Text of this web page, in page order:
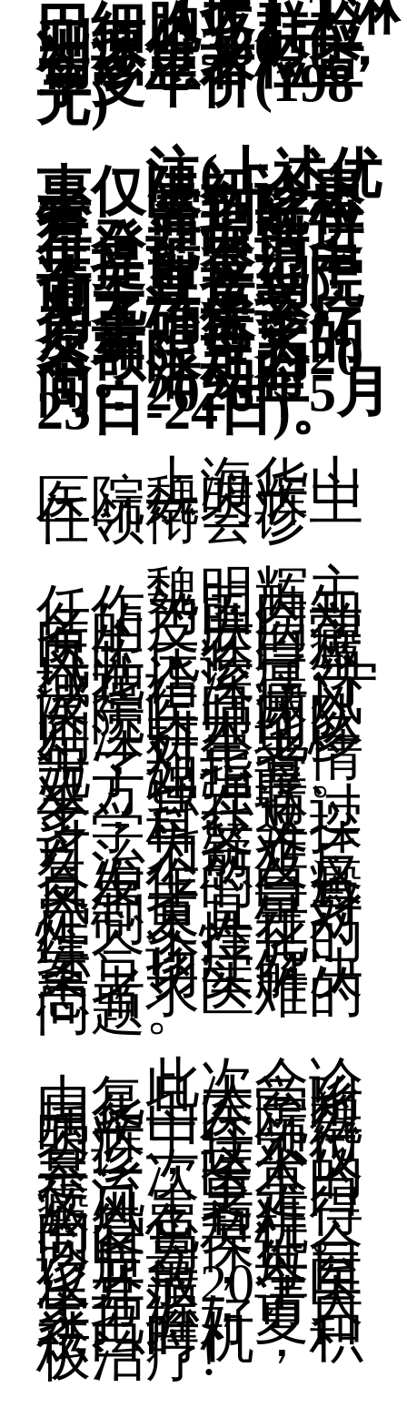
巴细胞亚群检
测原价380元，
初诊患者检查
享受半价(198
元)
注(上述优
惠仅限初诊患
者，需到院检
查，并提前进
行登记申请，
未提前登记申
请，直接到院
则无法享受。
为了确保诊疗
质量，每天的
名额限定为20
个。活动时
间：2026年5月
23日-24日)。
上海华山
医院魏明辉主
任领衔会诊
魏明辉主
任作为国内知
名的皮肤病学
医生，在白癜
风临床诊疗领
域造诣深厚;宁
波华仁白癜风
医院医师团队
则深耕本地多
年，对患者情
况了如指掌。
双方强强联
手，旨在通过
多学科交叉探
讨，为疑难、
久治不愈及反
复发作的白癜
风患者，量身
定制更具针对
性、个性化的
综合诊疗方
案，切实解决
患者求医难的
问题。
此次会诊
由复旦大学附
属华山医院魏
明辉主任领衔
会诊，这不仅
是一次医术的
交流，更是白
癜风患者难得
的复色契机。
同时为保证会
诊质量，每日
仅开放20个医
生号源，请大
家把握好夏日
祛白时机，积
极治疗!